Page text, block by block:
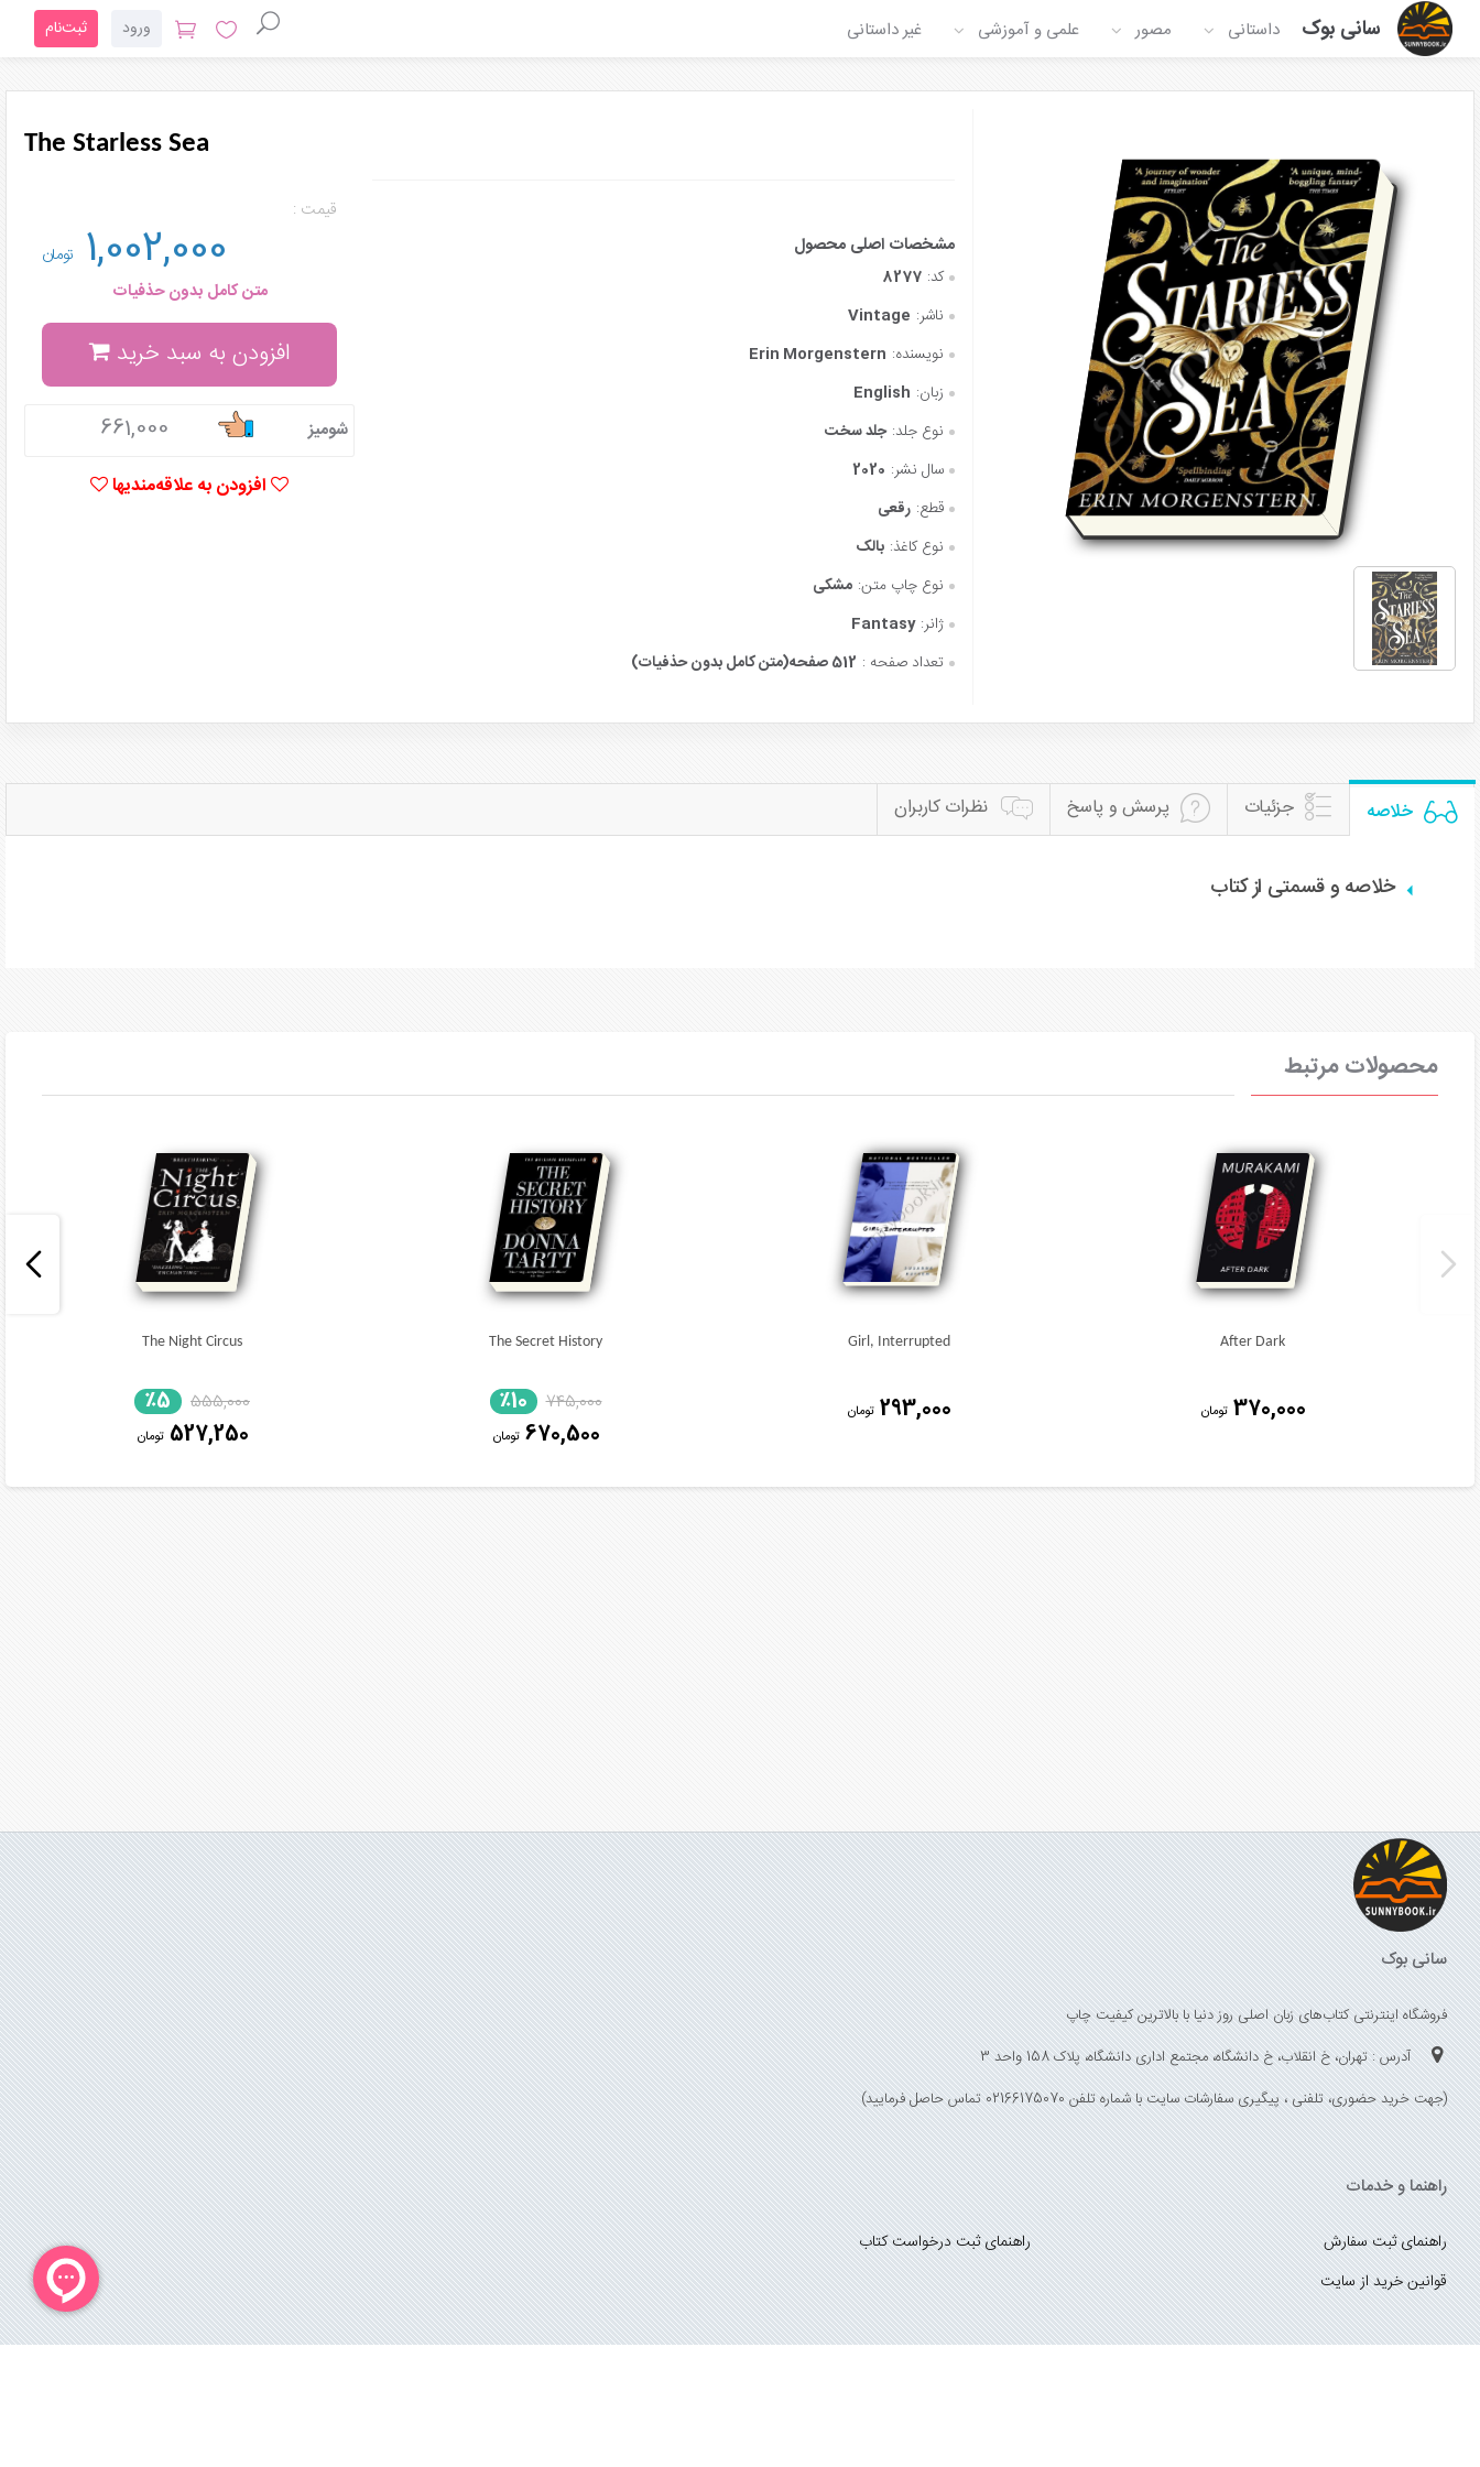
سانی بوک داستانی مصور علمی و آموزشی غیر داستانی ورود ثبت‌نام
The Starless Sea
کد: 8277
ناشر: Vintage
نویسنده: Erin Morgenstern
زبان: English
نوع جلد: جلد سخت
سال نشر: 2020
قطع: رقعی
نوع کاغذ: بالک
نوع چاپ متن: مشکی
ژانر: Fantasy
تعداد صفحه : 512 صفحه(متن کامل بدون حذفیات)
قیمت :
1,002,000 تومان
متن کامل بدون حذفیات
افزودن به سبد خرید
شومیز 661,000
افزودن به علاقه‌مندیها
خلاصه جزئیات پرسش و پاسخ نظرات کاربران
خلاصه و قسمتی از کتاب
محصولات مرتبط
After Dark
370,000 تومان
Girl, Interrupted
293,000 تومان
The Secret History
745,000
٪10
670,500 تومان
The Night Circus
555,000
٪5
527,250 تومان
سانی بوک
فروشگاه اینترنتی کتاب‌های زبان اصلی روز دنیا با بالاترین کیفیت چاپ
آدرس : تهران، خ انقلاب، خ دانشگاه، مجتمع اداری دانشگاه، پلاک 158 واحد 3
(جهت خرید حضوری، تلفنی ، پیگیری سفارشات سایت با شماره تلفن 02166175070 تماس حاصل فرمایید)
راهنما و خدمات
راهنمای ثبت سفارش
راهنمای ثبت درخواست کتاب
قوانین خرید از سایت
_